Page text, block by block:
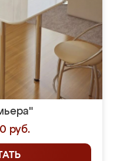
руб.